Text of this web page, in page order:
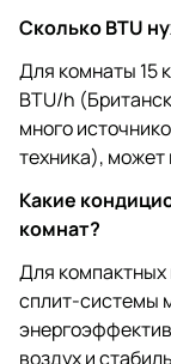
Сколько BTU
Для комнаты 15
BTU/h
много
техника), может
Какие
комнат?
Для
сплит-системы
воздух и